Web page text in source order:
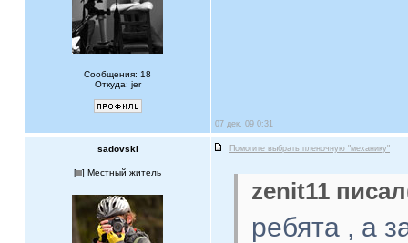
Сообщения: 18
Откуда: jer
07 дек, 09 0:31
sadovski Помогите выбрать пленочную "механику"
[ ] Местный житель
zenit11
ребята , а